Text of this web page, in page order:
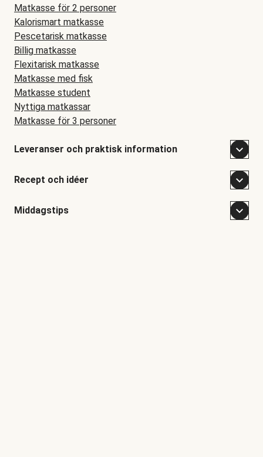
Matkasse för 2 personer
Kalorismart matkasse
Pescetarisk matkasse
Billig matkasse
Flexitarisk matkasse
Matkasse med fisk
Matkasse student
Nyttiga matkassar
Matkasse för 3 personer
Leveranser och praktisk information
Recept och idéer
Middagstips